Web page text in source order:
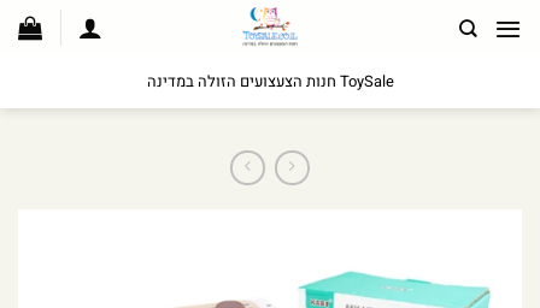
לתוכן
ToySale חנות הצעצועים הזולה במדינה